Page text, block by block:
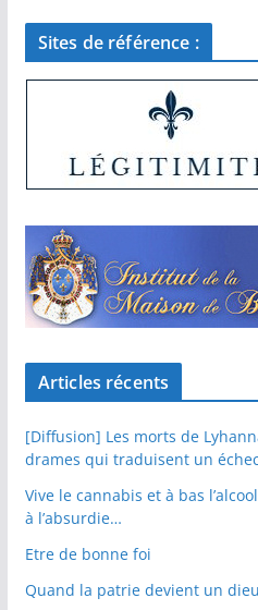
Sites de référence :
Articles récents
[Diffusion] Les morts de
drames qui traduisent un
Vive le cannabis et à bas
à l’absurdie…
Etre de bonne foi
Quand la patrie devient un dieu